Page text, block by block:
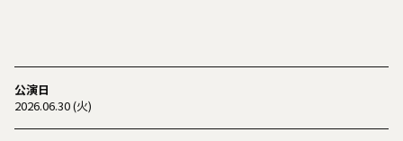
公演日
2026.06.30 (火)